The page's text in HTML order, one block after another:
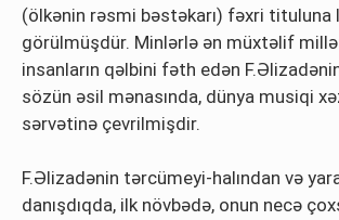
(ölkənin rəsmi bəstəkarı) fəxri tituluna
görülmüşdür. Minlərlə ən müxtəlif
insanların qəlbini fəth edən
sözün əsil mənasında, dünya musiqi
sərvətinə çevrilmişdir.
F.Əlizadənin tərcümeyi-halından və
danışdıqda, ilk növbədə, onun necə